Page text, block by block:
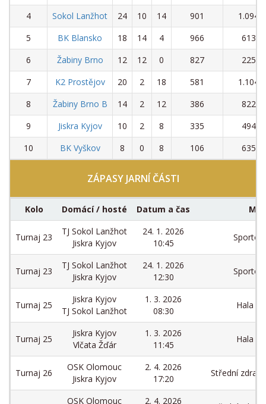
4
Sokol Lanžhot 24 10 14 901
1.094
5
BK Blansko 18 14 4 966
613
6
Žabiny Brno 12 12 0 827
225
7
K2 Prostějov 20 2 18 581
1.104
8
Žabiny Brno B 14 2 12 386
822
9
Jiskra Kyjov 10 2 8 335
494
10
BK Vyškov 8 0 8 106 635
ZÁPASY JARNÍ ČÁSTI
Kolo Domácí / hosté Datum a čas
Turnaj 23
TJ Sokol Lanžhot
Jiskra Kyjov
24. 1. 2026
10:45
Turnaj 23
TJ Sokol Lanžhot
Jiskra Kyjov
24. 1. 2026
12:30
Turnaj 25
Jiskra Kyjov
TJ Sokol Lanžhot
1. 3. 2026
08:30
Hala TJ
Turnaj 25
Jiskra Kyjov
Vlčata Žďár
1. 3. 2026
11:45
Hala TJ
Turnaj 26
OSK Olomouc
Jiskra Kyjov
2. 4. 2026
17:20
Střední
OSK Olomouc 2. 4. 2026